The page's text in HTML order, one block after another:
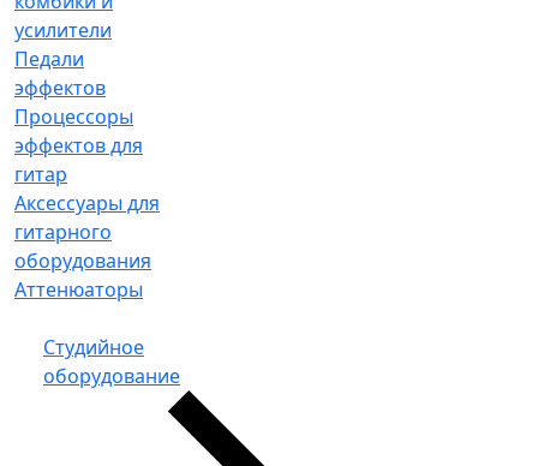
усилители
Педали
эффектов
Процессоры
эффектов для
гитар
Аксессуары для
гитарного
оборудования
Аттенюаторы
Студийное
оборудование